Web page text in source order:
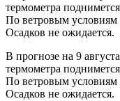
термометра
По ветровым условиям
Осадков не ожидается.
В прогнозе на 9
термометра
По ветровым условиям
Осадков не ожидается.